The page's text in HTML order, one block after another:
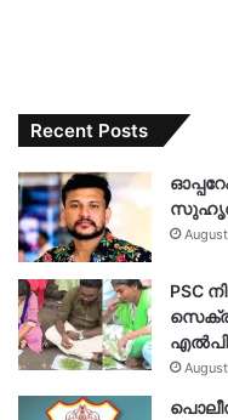
Recent Posts
PSC